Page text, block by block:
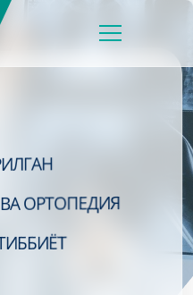
ОРТОПЕДИЯ